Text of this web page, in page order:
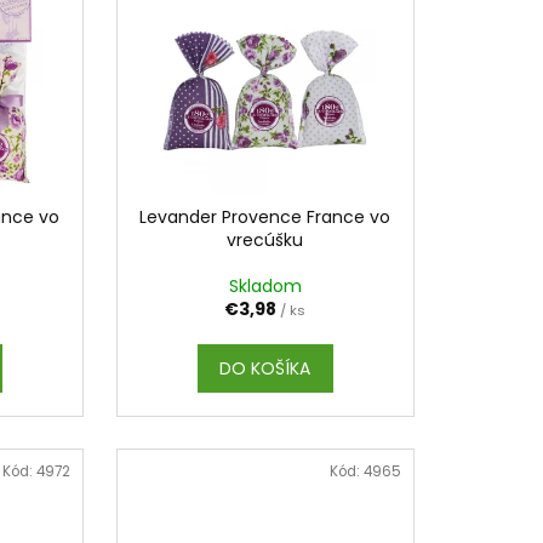
vo
Levander Provence France vo
vrecúšku
Skladom
€3,98 / ks
DO KOŠÍKA
Kód: 4972 Kód: 4965
DYMIACEJ ROKLINY